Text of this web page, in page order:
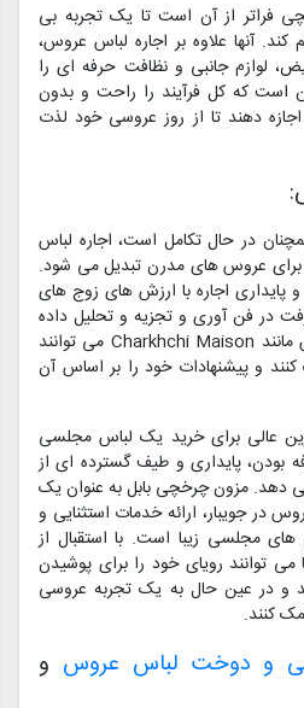
فراتر از آن است تا یک تجربه بی
آنها علاوه بر اجاره لباس عروس،
لوازم جانبی و نظافت حرفه ای را
است که کل فرآیند را راحت و بدون
دهند تا از روز عروسی خود لذت
در حال تکامل است، اجاره لباس
عروس های مدرن تبدیل می شود.
پایداری اجاره با ارزش های زوج های
در فن آوری و تجزیه و تحلیل داده
ها، خدمات اجاره لباس عروس مانند Charkhchi Maison می توانند
و پیشنهادات خود را بر اساس آن
عالی برای خرید یک لباس مجلسی
پایداری و طیف گسترده ای از
دهد. مزون چرخچی بابل به عنوان یک
در جویبار، ارائه خدمات استثنایی و
مجلسی زیبا است. با استقبال از
توانند رویای خود را برای پوشیدن
و در عین حال به یک تجربه عروسی
کنند.
و دوخت لباس عروس و